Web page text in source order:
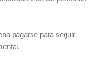
pagarse para seguir